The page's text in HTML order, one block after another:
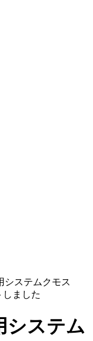
システムクモス
ました
システム